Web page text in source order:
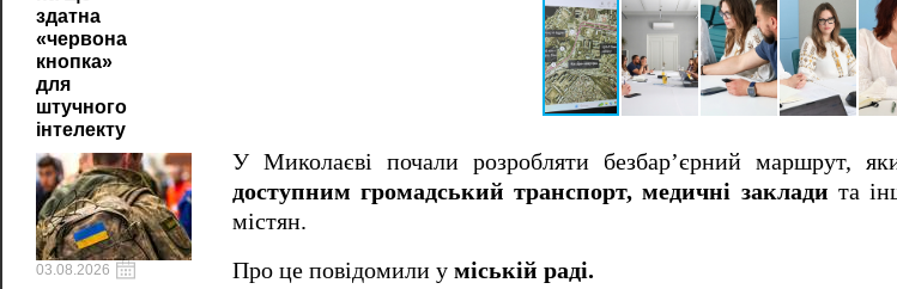
здатна
«червона
кнопка»
для
штучного
інтелекту
03.08.2026
У Миколаєві почали розробляти безбар’єрний маршрут,
доступним громадський транспорт, медичні заклади та
містян.
Про це повідомили у міській раді.